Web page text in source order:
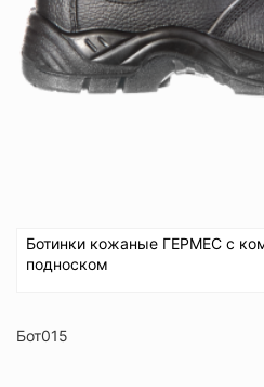
Ботинки кожаные ГЕРМЕС с
подноском
Бот015